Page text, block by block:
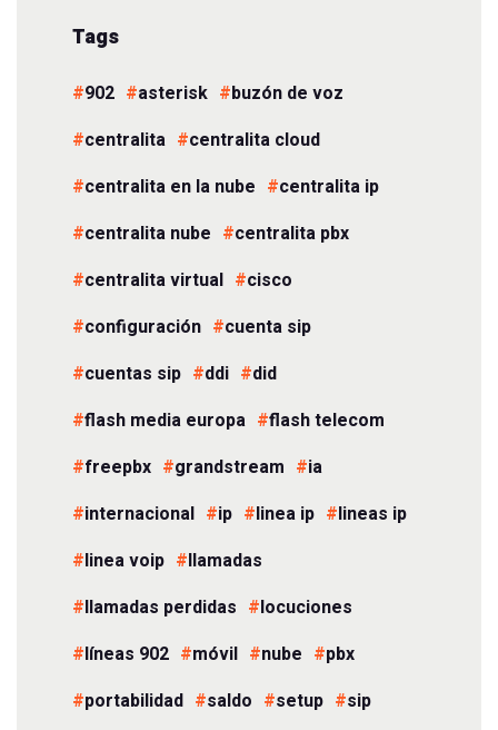
Tags
902 asterisk
buzón de voz
centralita
centralita cloud
centralita en la nube
centralita ip
centralita nube
centralita pbx
centralita virtual
cisco
configuración
cuenta sip
cuentas sip
ddi
did
flash media europa
flash telecom
freepbx
grandstream
ia
internacional
ip linea ip
lineas ip
linea voip
llamadas
llamadas perdidas
locuciones
líneas 902
móvil nube
pbx
portabilidad
saldo setup
sip